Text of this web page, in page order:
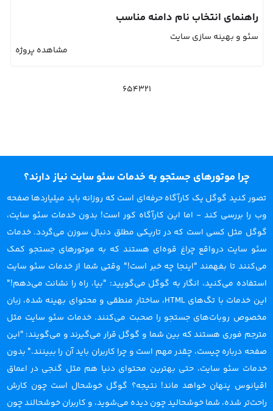
راهنمای انتخاب نام دامنه مناسب
سئو و بهینه سازی سایت
مشاهده پروژه
1
2
3
4
5
6
چرا موتورهای جستجو به خدمات سئو سایت نیاز دارند؟
تصور کنید گوگل یک کارآگاه حرفه‌ای است که روزانه باید میلیاردها صفحه
وب را بررسی کند - اما این کارآگاه کور است! بدون خدمات سئو سایت،
گوگل مثل کسی است که در تاریکی مطلق دنبال سوزن می‌گردد. خدمات
سئو سایت درواقع چراغ قوه‌ای هستند که به موتورهای جستجو کمک
می‌کنند تا بفهمند "اینجا چه خبر است!" وقتی شما از خدمات سئو سایت
استفاده می‌کنید، انگار به گوگل می‌گویید: "بیا، راه را نشانت می‌دهم!"
این خدمات با تگ‌های HTML، ساختار منطقی و محتوای بهینه شده، زبان
مخصوص روبات‌های جستجو را صحبت می‌کنند. خدمات سئو سایت مثل
مترجم فوری هستند که بین شما و گوگل قرار می‌گیرند و می‌گویند: "این
صفحه درباره چیست، چقدر مهم است و چرا کاربران باید آن را ببینند." بدون
خدمات سئو سایت، حتی بهترین محتوای دنیا هم مثل گنجی در اعماق
اقیانوس پنهان خواهد ماند! نتیجه؟ گوگل خوشحال است چون کارش
راحت‌تر شده، شما خوشحالید چون دیده می‌شوید، و کاربران خوشحالند چون